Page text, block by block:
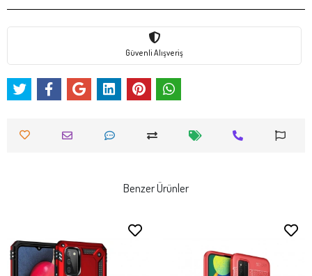
Güvenli Alışveriş
Benzer Ürünler